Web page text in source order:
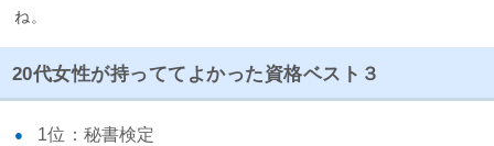
ね。
20代女性が持っててよかった資格ベスト３
1位：秘書検定